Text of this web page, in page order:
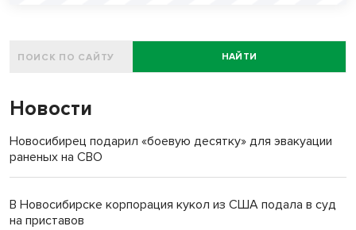
НАЙТИ
Новости
Новосибирец подарил «боевую десятку» для эвакуации
раненых на СВО
В Новосибирске корпорация кукол из США подала в суд
на приставов